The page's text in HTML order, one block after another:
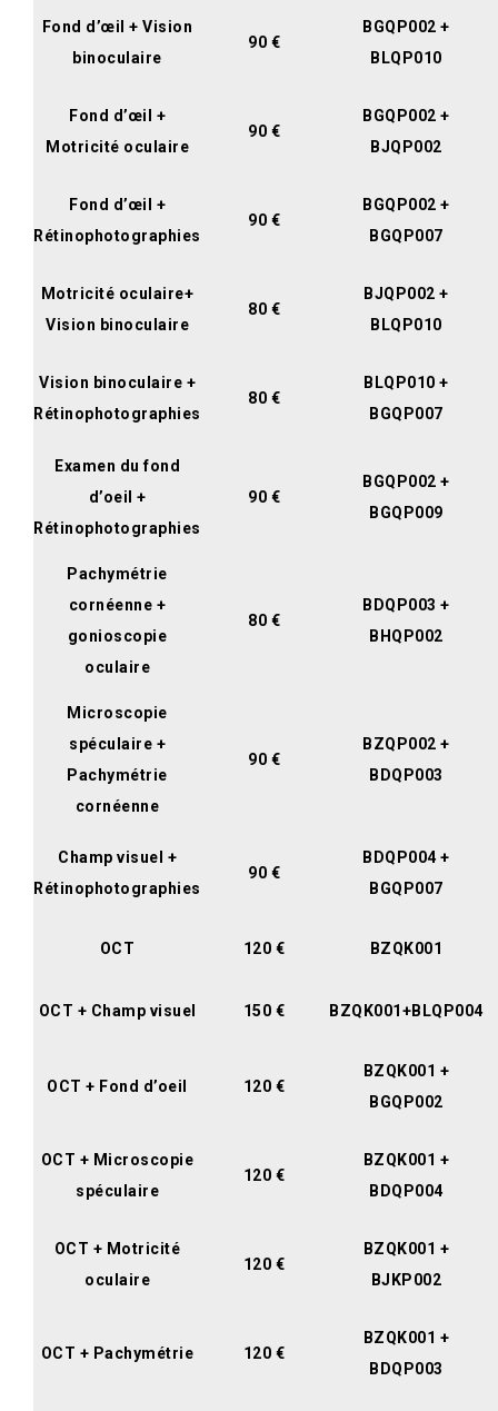
Fond d’œil + Vision
binoculaire
90 €
BGQP002 +
BLQP010
Fond d’œil +
Motricité oculaire
90 €
BGQP002 +
BJQP002
Fond d’œil +
Rétinophotographies
90 €
BGQP002 +
BGQP007
Motricité oculaire+
Vision binoculaire
80 €
BJQP002 +
BLQP010
Vision binoculaire +
Rétinophotographies
80 €
BLQP010 +
BGQP007
Examen du fond
d’oeil +
Rétinophotographies
90 €
BGQP002 +
BGQP009
Pachymétrie
cornéenne +
gonioscopie
oculaire
80 €
BDQP003 +
BHQP002
Microscopie
spéculaire +
Pachymétrie
cornéenne
90 €
BZQP002 +
BDQP003
Champ visuel +
Rétinophotographies
90 €
BDQP004 +
BGQP007
OCT 120 € BZQK001
OCT + Champ visuel 150 € BZQK001+BLQP004
OCT + Fond d’oeil 120 €
BZQK001 +
BGQP002
OCT + Microscopie
spéculaire
120 €
BZQK001 +
BDQP004
OCT + Motricité
oculaire
120 €
BZQK001 +
BJKP002
OCT + Pachymétrie 120 €
BZQK001 +
BDQP003